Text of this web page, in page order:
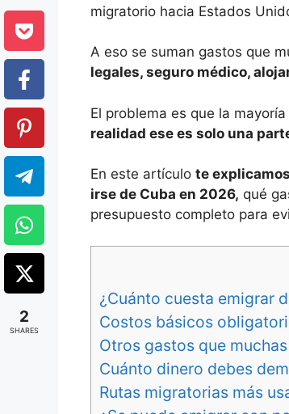
migratorio hacia Estados
A eso se suman gastos que
legales, seguro médico,
El problema es que la
realidad ese es solo una
En este artículo te
irse de Cuba en 2026, qué
presupuesto completo para
¿Cuánto cuesta emigrar
Costos básicos
Otros gastos que
Cuánto dinero debes
Rutas migratorias más
2
SHARES